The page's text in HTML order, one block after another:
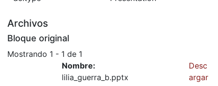
Archivos
Bloque original
Mostrando 1 - 1 de 1
Nombre:
lilia_guerra_b.pptx
Desc
argar